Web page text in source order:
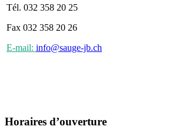
Tél. 032 358 20 25
Fax 032 358 20 26
E-mail: info@sauge-jb.ch
Horaires d’ouverture